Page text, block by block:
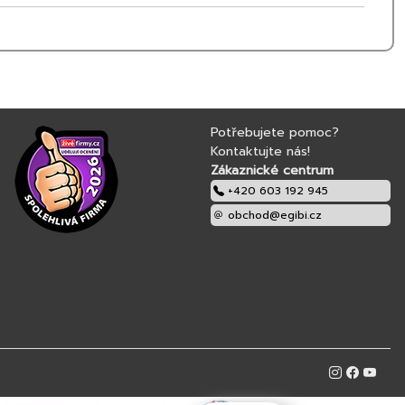
15°–90°(dle typu lemování)
Potřebujete pomoc?
Kontaktujte nás!
Zákaznické centrum
+420 603 192 945
obchod@egibi.cz